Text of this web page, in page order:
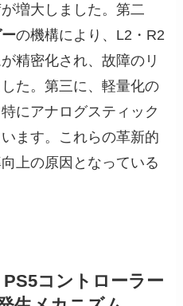
増大しました。第二
の機構により、L2・R2
精密化され、故障のリ
た。第三に、軽量化の
にアナログスティック
ます。これらの革新的
上の原因となっている
PS5コントローラー